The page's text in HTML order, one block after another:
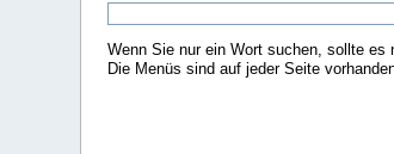
Wenn Sie nur ein Wort suchen, sollte
Die Menüs sind auf jeder Seite